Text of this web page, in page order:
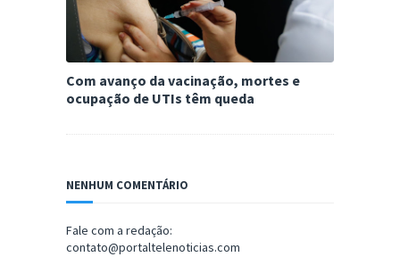
Com avanço da vacinação, mortes e
ocupação de UTIs têm queda
NENHUM COMENTÁRIO
Fale com a redação:
contato@portaltelenoticias.com